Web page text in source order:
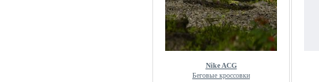
Nike ACG
Беговые кроссовки